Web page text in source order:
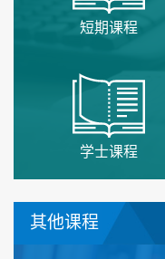
短期课程
学士课程
其他课程